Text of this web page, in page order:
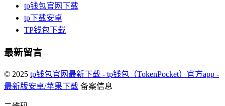
tp钱包官网下载
tp下载安卓
TP钱包下载
最新留言
© 2025 tp钱包官网最新下载 - tp钱包（TokenPocket）官方app -
最新版安卓/苹果下载 备案信息